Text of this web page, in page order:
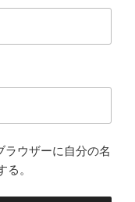
ラウザーに自分の名
。